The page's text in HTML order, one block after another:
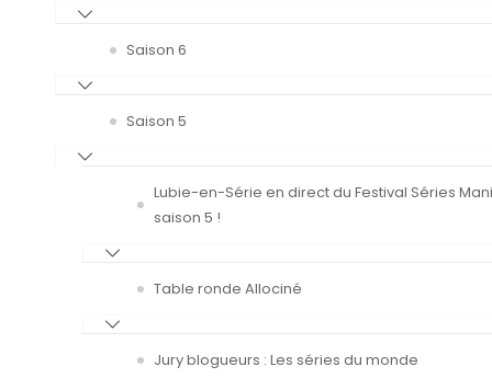
Saison 6
Saison 5
Lubie-en-Série en direct du Festival Séries
saison 5 !
Table ronde Allociné
Jury blogueurs : Les séries du monde